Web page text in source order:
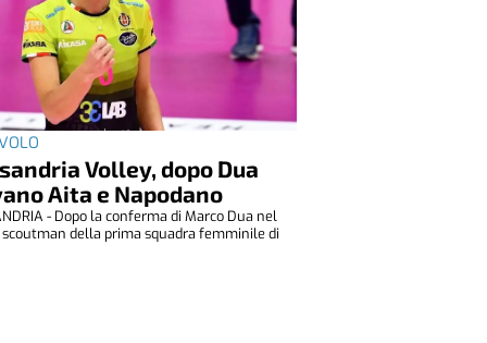
Volley, dopo Dua
Aita e Napodano
- Dopo la conferma di Marco Dua nel
della prima squadra femminile di